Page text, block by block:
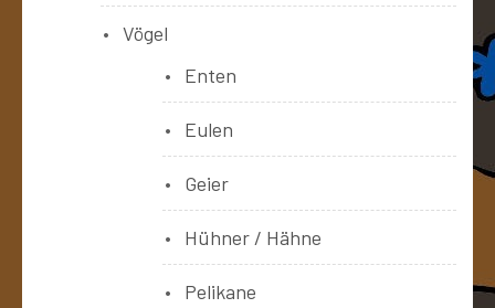
Vögel
Enten
Eulen
Geier
Hühner / Hähne
Pelikane